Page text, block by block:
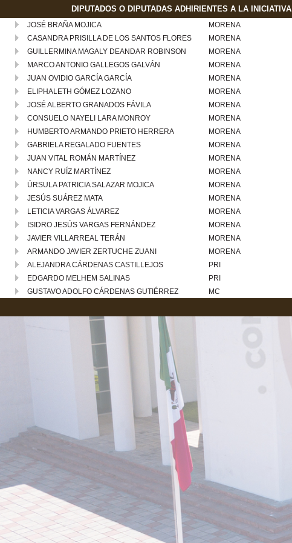
DIPUTADOS O DIPUTADAS ADHIRIENTES A LA INICIATIVA
JOSÉ BRAÑA MOJICA
MORENA
CASANDRA PRISILLA DE LOS SANTOS FLORES
MORENA
GUILLERMINA MAGALY DEANDAR ROBINSON
MORENA
MARCO ANTONIO GALLEGOS GALVÁN
MORENA
JUAN OVIDIO GARCÍA GARCÍA
MORENA
ELIPHALETH GÓMEZ LOZANO
MORENA
JOSÉ ALBERTO GRANADOS FÁVILA
MORENA
CONSUELO NAYELI LARA MONROY
MORENA
HUMBERTO ARMANDO PRIETO HERRERA
MORENA
GABRIELA REGALADO FUENTES
MORENA
JUAN VITAL ROMÁN MARTÍNEZ
MORENA
NANCY RUÍZ MARTÍNEZ
MORENA
ÚRSULA PATRICIA SALAZAR MOJICA
MORENA
JESÚS SUÁREZ MATA
MORENA
LETICIA VARGAS ÁLVAREZ
MORENA
ISIDRO JESÚS VARGAS FERNÁNDEZ
MORENA
JAVIER VILLARREAL TERÁN
MORENA
ARMANDO JAVIER ZERTUCHE ZUANI
MORENA
ALEJANDRA CÁRDENAS CASTILLEJOS
PRI
EDGARDO MELHEM SALINAS
PRI
GUSTAVO ADOLFO CÁRDENAS GUTIÉRREZ
MC